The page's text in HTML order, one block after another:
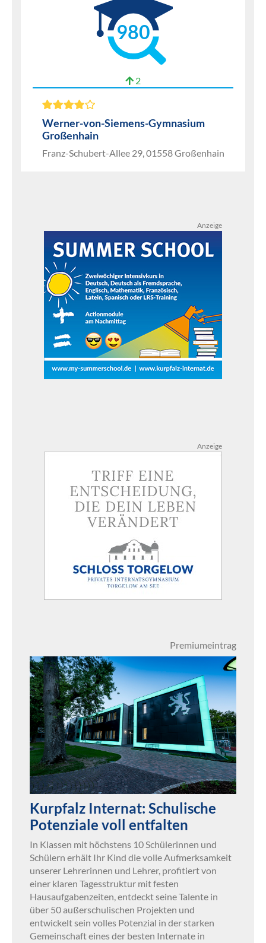
980
2
Werner-von-Siemens-Gymnasium
Großenhain
Franz-Schubert-Allee 29, 01558 Großenhain
Anzeige
Anzeige
Premiumeintrag
Kurpfalz Internat: Schulische
Potenziale voll entfalten
In Klassen mit höchstens 10 Schülerinnen und
Schülern erhält Ihr Kind die volle Aufmerksamkeit
unserer Lehrerinnen und Lehrer, profitiert von
einer klaren Tagesstruktur mit festen
Hausaufgabenzeiten, entdeckt seine Talente in
über 50 außerschulischen Projekten und
entwickelt sein volles Potenzial in der starken
Gemeinschaft eines der besten Internate in